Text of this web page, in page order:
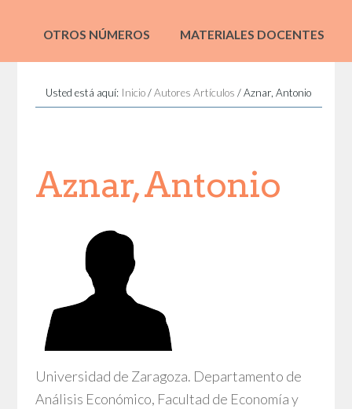
OTROS NÚMEROS MATERIALES DOCENTES
Usted está aquí: Inicio / Autores Artículos /Aznar, Antonio
Aznar, Antonio
Universidad de Zaragoza. Departamento de
Análisis Económico, Facultad de Economía y